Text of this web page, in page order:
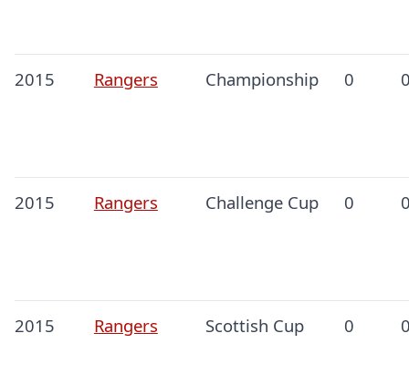
2015 Rangers Championship 0
2015 Rangers Challenge Cup 0
2015 Rangers Scottish Cup 0